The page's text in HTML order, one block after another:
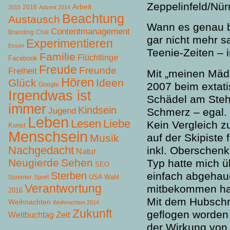
Zeppelinfeld/
Wann es genau
gar nicht mehr
Teenie-Zeiten –
Mit „meinen
2007 beim
Schädel am
Schmerz – egal.
Kein Vergleich
auf der Skipiste
inkl.
Typ hatte mich
einfach
mitbekommen
Mit dem
geflogen
der Wirkung
2015 2016 Advent 2014 Arbeit
Austausch Beachtung
Branding Chill Contentmanagement
Essen Experimentieren
Facebook Familie Flüchtlinge
Freiheit Freude Freunde
Glück Google Hören Ideen
Irgendwas ist
immer Jugend Kindsein
Kunst Leben Lesen Liebe
Menschsein Musik
Nachgedacht Natur
Neugierde Sehen SEO
Sommer Sport Sterben USA Wahl
2016 Verantwortung
Weihnachten Weihnachten 2014
Weltbuchtag Zeit Zukunft